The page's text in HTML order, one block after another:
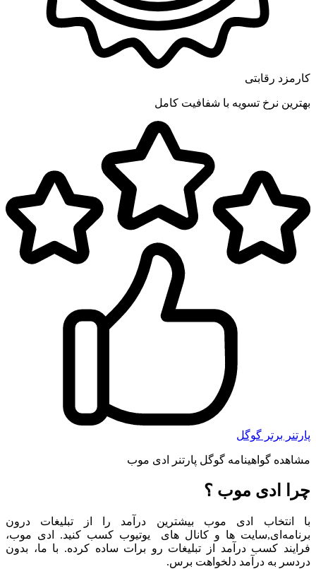
کارمزد رقابتی
بهترین نرخ تسویه با شفافیت کامل
پارتنر برتر گوگل
مشاهده گواهینامه گوگل پارتنر ادی موب
چرا ادی موب ؟
با انتخاب ادی موب بیشترین درآمد را از تبلیغات درون
برنامه‌ای,سایت ها و کانال های یوتیوب کسب کنید. ادی موب،
فرایند کسب درآمد از تبلیغات رو برات ساده کرده. با ما، بدون
دردسر به درآمد دلخواهت برس.